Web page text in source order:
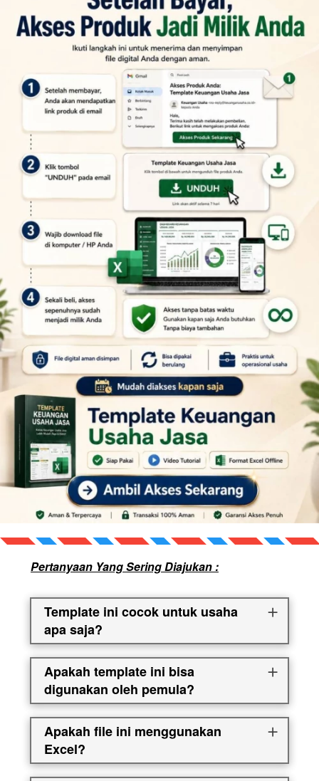
Pertanyaan Yang Sering Diajukan :
Template ini cocok untuk usaha
apa saja?
Apakah template ini bisa
digunakan oleh pemula?
Apakah file ini menggunakan
Excel?